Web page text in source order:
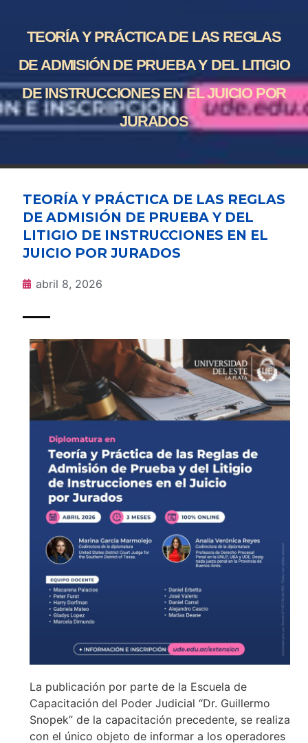
TEORÍA Y PRÁCTICA DE LAS REGLAS
DE ADMISIÓN DE PRUEBA Y DEL LITIGIO
DE INSTRUCCIONES EN EL JUICIO POR
JURADOS
TEORÍA Y PRÁCTICA DE LAS REGLAS
DE ADMISIÓN DE PRUEBA Y DEL
LITIGIO DE INSTRUCCIONES EN EL
JUICIO POR JURADOS
abril 8, 2026
La publicación por parte de la Escuela de
Capacitación del Poder Judicial “Dr. Guillermo
Snopek” de la capacitación precedente, se realiza
con el único objeto de informar a los operadores